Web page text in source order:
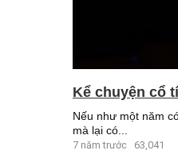
Kể chuyện cổ
Nếu như một năm
mà lại có...
7 năm trước 63,041